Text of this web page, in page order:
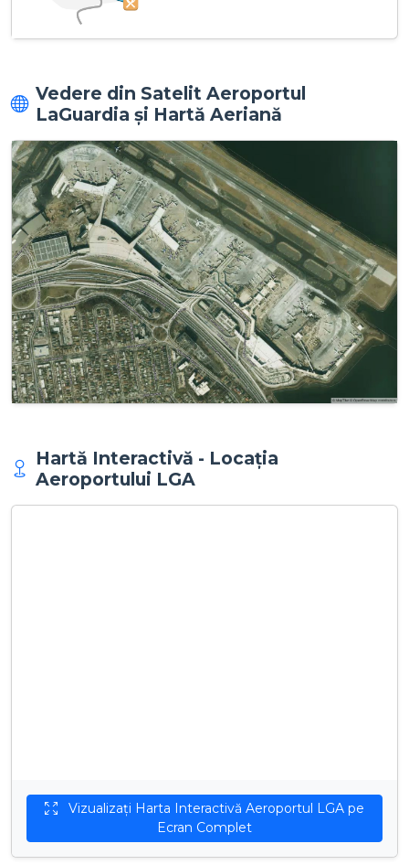
Vedere din Satelit Aeroportul
LaGuardia și Hartă Aeriană
Hartă Interactivă - Locația
Aeroportului LGA
Ecran Complet